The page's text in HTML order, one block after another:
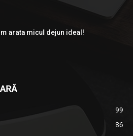
arata micul dejun ideal!
99
86